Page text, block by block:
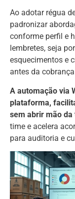
Ao adotar régua
padronizar
conforme perfil e
lembretes, seja
esquecimentos e
antes da
A automação via
plataforma,
sem abrir mão da
time e acelera
para auditoria e